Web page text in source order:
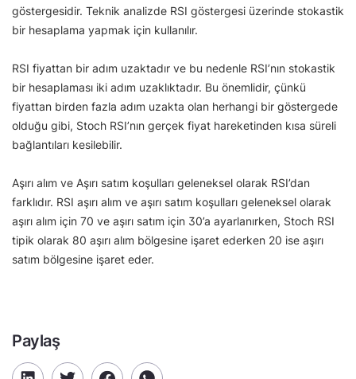
göstergesidir. Teknik analizde RSI göstergesi üzerinde stokastik
bir hesaplama yapmak için kullanılır.
RSI fiyattan bir adım uzaktadır ve bu nedenle RSI’nın stokastik
bir hesaplaması iki adım uzaklıktadır. Bu önemlidir, çünkü
fiyattan birden fazla adım uzakta olan herhangi bir göstergede
olduğu gibi, Stoch RSI’nın gerçek fiyat hareketinden kısa süreli
bağlantıları kesilebilir.
Aşırı alım ve Aşırı satım koşulları geleneksel olarak RSI’dan
farklıdır. RSI aşırı alım ve aşırı satım koşulları geleneksel olarak
aşırı alım için 70 ve aşırı satım için 30’a ayarlanırken, Stoch RSI
tipik olarak 80 aşırı alım bölgesine işaret ederken 20 ise aşırı
satım bölgesine işaret eder.
Paylaş